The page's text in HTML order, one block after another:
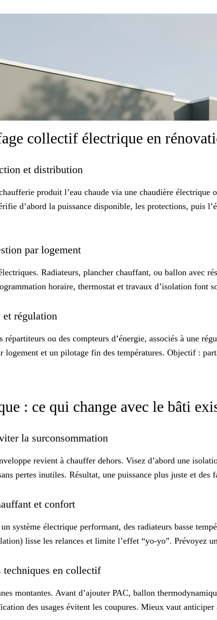
collectif électrique en
et distribution
produit l’eau chaude via une chaudière
d’abord la puissance disponible, les protections, puis
par logement
Radiateurs, plancher chauffant, ou ballon avec
horaire, thermostat et travaux d’isolation font
et régulation
répartiteurs ou des compteurs d’énergie, associés à une
et un pilotage fin des températures. Objectif :
: ce qui change avec le bâti
la surconsommation
revient à chauffer dehors. Visez d’abord une
pertes inutiles. Résultat, une puissance plus juste et des
et confort
système électrique performant, des radiateurs basse
lisse les relances et limite l’effet “yo-yo”. Prévoyez
techniques en collectif
montantes. Avant d’ajouter PAC, ballon
des usages évitent les coupures. Mieux vaut